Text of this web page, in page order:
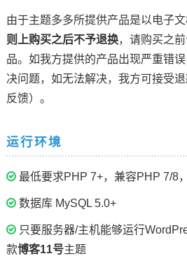
由于主题多多所提供产品是以电子文
则上购买之后不予退换，请购买之
品。如我方提供的产品出现严重错
决问题，如无法解决，我方可接受
反馈）。
运行环境
最低要求PHP 7+，兼容PHP 7/8
数据库 MySQL 5.0+
只要服务器/主机能够运行
款博客11号主题